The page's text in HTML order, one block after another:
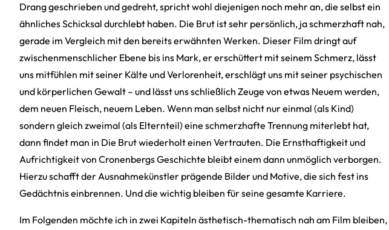
Drang geschrieben und gedreht, spricht wohl diejenigen noch mehr an, die selbst ein
ähnliches Schicksal durchlebt haben. Die Brut ist sehr persönlich, ja schmerzhaft nah,
gerade im Vergleich mit den bereits erwähnten Werken. Dieser Film dringt auf
zwischenmenschlicher Ebene bis ins Mark, er erschüttert mit seinem Schmerz, lässt
uns mitfühlen mit seiner Kälte und Verlorenheit, erschlägt uns mit seiner psychischen
und körperlichen Gewalt – und lässt uns schließlich Zeuge von etwas Neuem werden,
dem neuen Fleisch, neuem Leben. Wenn man selbst nicht nur einmal (als Kind)
sondern gleich zweimal (als Elternteil) eine schmerzhafte Trennung miterlebt hat,
dann findet man in Die Brut wiederholt einen Vertrauten. Die Ernsthaftigkeit und
Aufrichtigkeit von Cronenbergs Geschichte bleibt einem dann unmöglich verborgen.
Hierzu schafft der Ausnahmekünstler prägende Bilder und Motive, die sich fest ins
Gedächtnis einbrennen. Und die wichtig bleiben für seine gesamte Karriere.
Im Folgenden möchte ich in zwei Kapiteln ästhetisch-thematisch nah am Film bleiben,